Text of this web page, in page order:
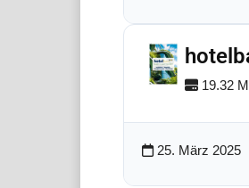
19.32
25. März 2025